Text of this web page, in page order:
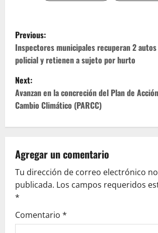
P
o
s
t
n
v
i
g
a
Previous:
Inspectores municipales recuperan 2
policial y retienen a sujeto por hurto
Next:
Avanzan en la concreción del Plan de
Cambio Climático (PARCC)
Agregar un comentario
Tu dirección de correo electrónico
publicada. Los campos requeridos
*
Comentario *